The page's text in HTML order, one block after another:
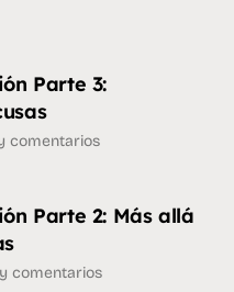
Parte 3:
comentarios
Parte 2: Más allá
comentarios